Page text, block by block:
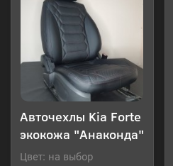
Авточехлы Kia Forte
экокожа "Анаконда"
Цвет: на выбор